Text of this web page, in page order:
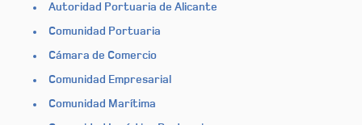
Autoridad Portuaria de Alicante
Comunidad Portuaria
Cámara de Comercio
Comunidad Empresarial
Comunidad Marítima